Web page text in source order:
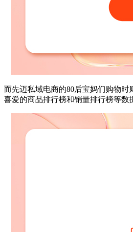
而先迈私域电商的80后宝妈们购物
喜爱的商品排行榜和销量排行榜等数